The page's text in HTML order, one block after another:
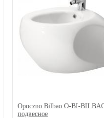
Opoczno Bilbao O-BI-
подвесное